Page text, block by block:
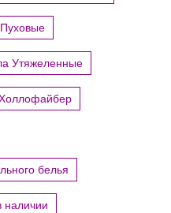
Утяжеленные
белья
наличии